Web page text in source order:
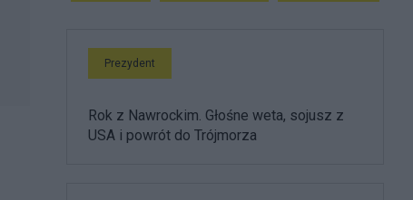
Prezydent
Rok z Nawrockim. Głośne weta, sojusz z
USA i powrót do Trójmorza